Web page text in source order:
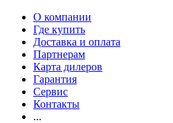
О компании
Где купить
Доставка и оплата
Партнерам
Карта дилеров
Гарантия
Сервис
Контакты
...